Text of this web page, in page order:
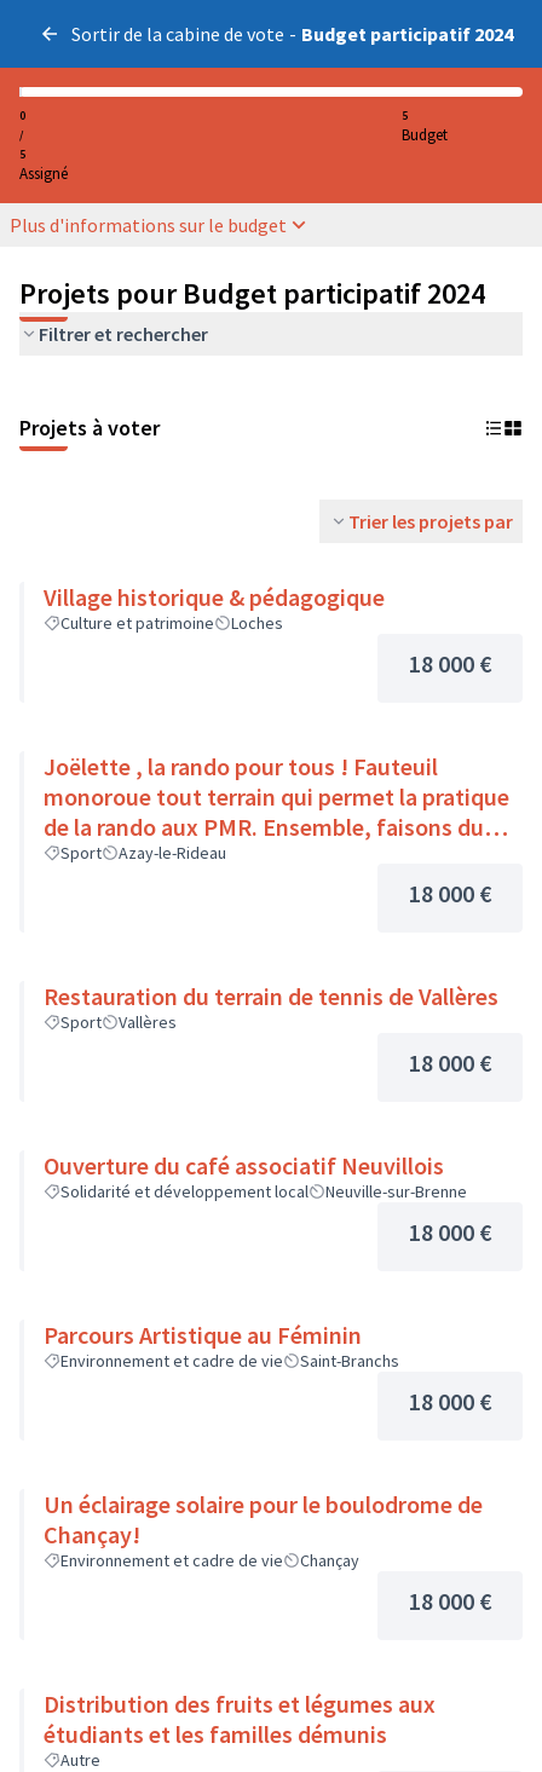
Sortir de la cabine de vote - Budget participatif 2024
0
/
5
Assigné
5
Budget
Plus d'informations sur le budget
Projets pour Budget participatif 2024
Filtrer et rechercher
Projets à voter
Trier les projets par
Village historique & pédagogique
Culture et patrimoine Loches
18 000 €
Joëlette , la rando pour tous ! Fauteuil
monoroue tout terrain qui permet la pratique
de la rando aux PMR. Ensemble, faisons du
sport :)
Sport Azay-le-Rideau
18 000 €
Restauration du terrain de tennis de Vallères
Sport Vallères
18 000 €
Ouverture du café associatif Neuvillois
Solidarité et développement local Neuville-sur-Brenne
18 000 €
Parcours Artistique au Féminin
Environnement et cadre de vie Saint-Branchs
18 000 €
Un éclairage solaire pour le boulodrome de
Chançay!
Environnement et cadre de vie Chançay
18 000 €
Distribution des fruits et légumes aux
étudiants et les familles démunis
Autre